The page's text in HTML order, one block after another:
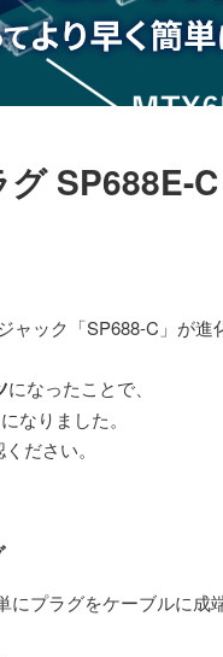
SP688E-
ャック「SP688-C」が進
になったことで、
なりました。
ださい。
にプラグをケーブルに成